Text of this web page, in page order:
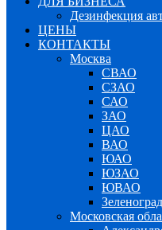
Дезинфекция
ЦЕНЫ
КОНТАКТЫ
Москва
СВАО
СЗАО
САО
ЗАО
ЦАО
ВАО
ЮАО
ЮЗАО
ЮВАО
Зеленоград
Московская